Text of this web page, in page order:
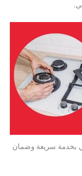
بخدمة سريعة وضمان